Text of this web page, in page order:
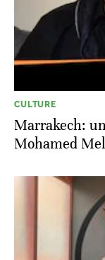
CULTURE
Marrakech:
Mohamed